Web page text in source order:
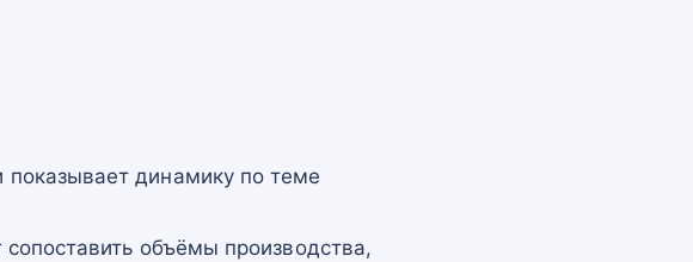
динамику по теме
объёмы производства,